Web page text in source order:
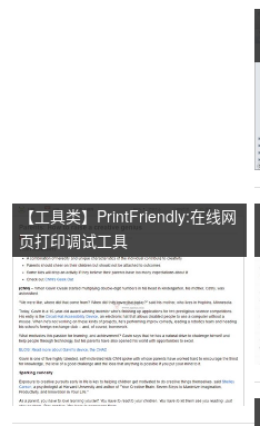
【工具类】PrintFriendly:在线网
页打印调试工具